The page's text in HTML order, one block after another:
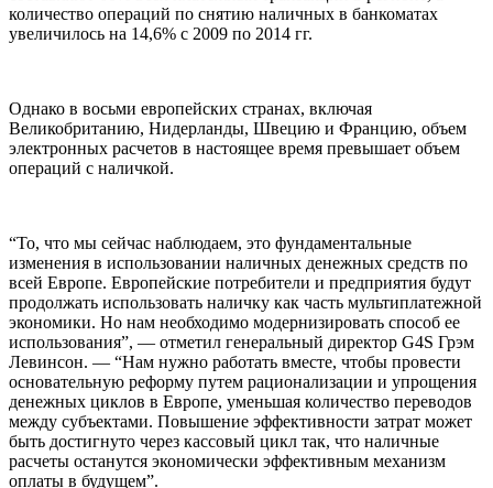
количество операций по снятию наличных в банкоматах
увеличилось на 14,6% с 2009 по 2014 гг.
Однако в восьми европейских странах, включая
Великобританию, Нидерланды, Швецию и Францию, объем
электронных расчетов в настоящее время превышает объем
операций с наличкой.
“То, что мы сейчас наблюдаем, это фундаментальные
изменения в использовании наличных денежных средств по
всей Европе. Европейские потребители и предприятия будут
продолжать использовать наличку как часть мультиплатежной
экономики. Но нам необходимо модернизировать способ ее
использования”, — отметил генеральный директор G4S Грэм
Левинсон. — “Нам нужно работать вместе, чтобы провести
основательную реформу путем рационализации и упрощения
денежных циклов в Европе, уменьшая количество переводов
между субъектами. Повышение эффективности затрат может
быть достигнуто через кассовый цикл так, что наличные
расчеты останутся экономически эффективным механизм
оплаты в будущем”.